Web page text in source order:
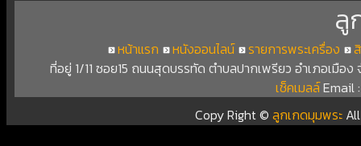
ลู
หน้าแรก หนังออนไลน์ รายการพระเครื่อง
ที่อยู่ 1/11 ซอย15 ถนนสุดบรรทัด ตำบลปากเพรียว อำเภอเมือ
เช็คเมลล์Email
Copy Right ©ลูกเกดมุมพระ